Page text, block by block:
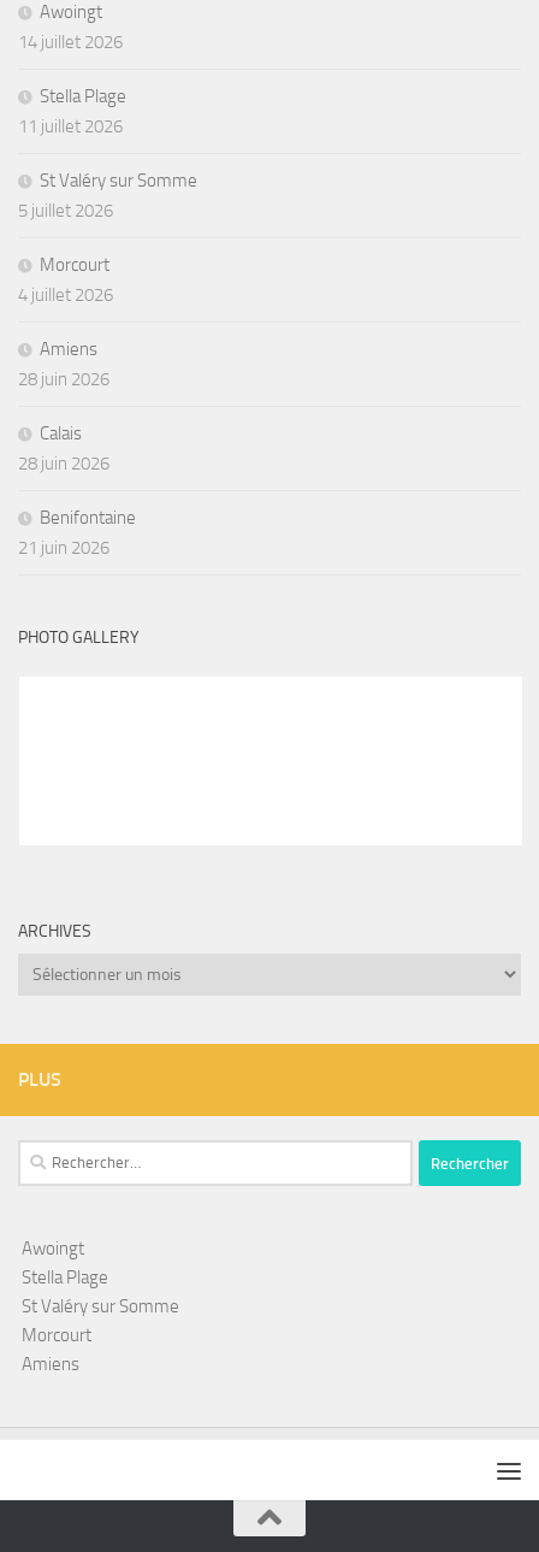
Awoingt
14 juillet 2026
Stella Plage
11 juillet 2026
St Valéry sur Somme
5 juillet 2026
Morcourt
4 juillet 2026
Amiens
28 juin 2026
Calais
28 juin 2026
Benifontaine
21 juin 2026
PHOTO GALLERY
ARCHIVES
Archives
PLUS
Rechercher :
Awoingt
Stella Plage
St Valéry sur Somme
Morcourt
Amiens